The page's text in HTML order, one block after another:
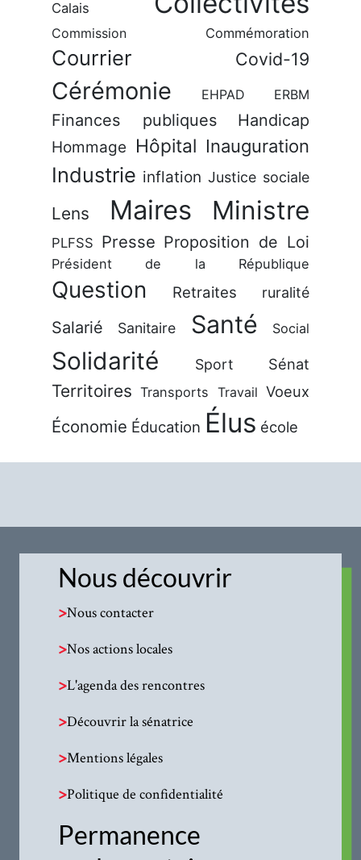
Calais
Commission Commémoration
Courrier Covid-19
Cérémonie EHPAD ERBM
Finances publiques Handicap
Hommage Hôpital Inauguration
Industrie inflation Justice sociale
Lens Maires Ministre
PLFSS Presse Proposition de Loi
Président de la République
Question Retraites ruralité
Salarié Sanitaire Santé Social
Solidarité Sport Sénat
Territoires Transports Travail Voeux
Économie Éducation Élus école
Nous découvrir
>Nous contacter
>Nos actions locales
>L'agenda des rencontres
>Découvrir la sénatrice
>Mentions légales
>Politique de confidentialité
Permanence